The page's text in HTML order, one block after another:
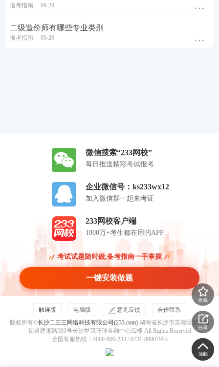
报考指南 09-20
二级造价师有哪些专业类别
报考指南 09-20
微信搜索“233网校”
每日推送精彩考试报考
企业微信号：ks233wx12
加入微信群一起来考证
233网校客户端
1000万+考生都在用的APP
考试试题随时做,备考指南一手掌握
一键安装做题
触屏版 电脑版 意见反馈
合作联系
版权所有©长沙二三三网络科技有限公司(233.com)湖南省长沙市芙蓉区定王台
街道建湘路393号长沙世茂环球金融中心32楼 All Rights Reserved
全国客服热线：4000-800-233 / 0731-89907953
收藏
分享